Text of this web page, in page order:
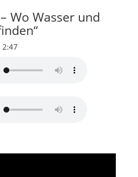
Wo Wasser und
2:47